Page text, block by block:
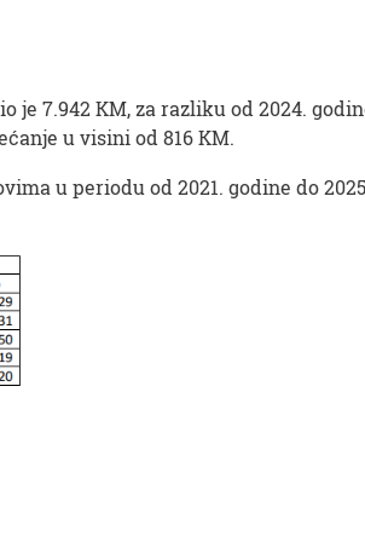
je 7.942 KM, za razliku od 2024.
u visini od 816 KM.
u periodu od 2021. godine do